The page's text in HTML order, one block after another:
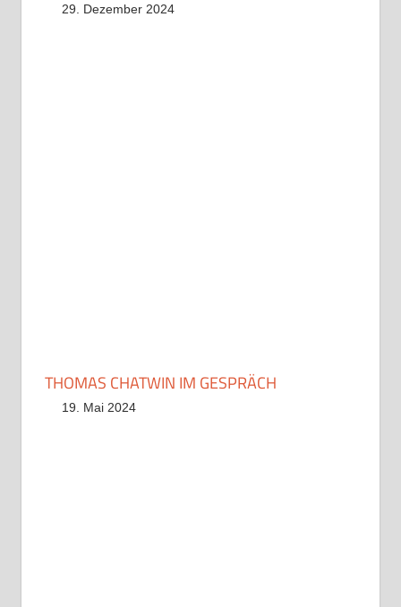
29. Dezember 2024
THOMAS CHATWIN IM GESPRÄCH
19. Mai 2024